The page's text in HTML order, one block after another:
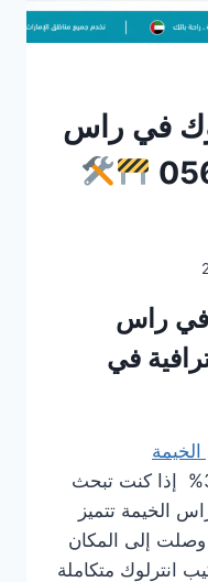
في راس
في راس
في
خصم 30% إذا كنت تبحث
الخيمة تتميز
وصلت إلى المكان
انترلوك متكاملة